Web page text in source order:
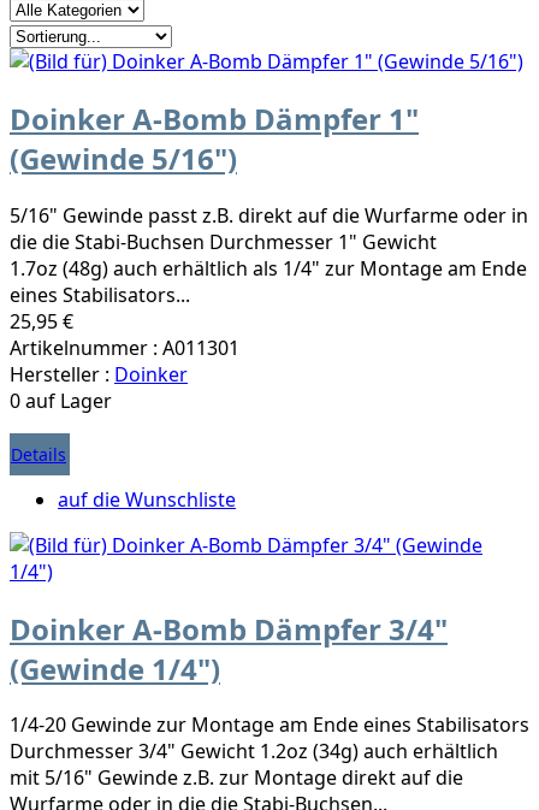
Doinker A-Bomb Dämpfer 1"
(Gewinde 5/16")
5/16" Gewinde passt z.B. direkt auf die Wurfarme oder in
die die Stabi-Buchsen Durchmesser 1" Gewicht
1.7oz (48g) auch erhältlich als 1/4" zur Montage am Ende
eines Stabilisators...
25,95 €
Artikelnummer : A011301
Hersteller : Doinker
0 auf Lager
Details
auf die Wunschliste
Doinker A-Bomb Dämpfer 3/4"
(Gewinde 1/4")
1/4-20 Gewinde zur Montage am Ende eines Stabilisators
Durchmesser 3/4" Gewicht 1.2oz (34g) auch erhältlich
mit 5/16" Gewinde z.B. zur Montage direkt auf die
Wurfarme oder in die die Stabi-Buchsen...